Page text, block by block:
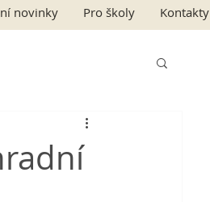
novinky Pro školy Kontakty